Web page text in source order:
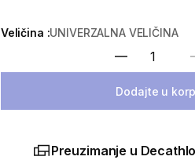
Veličina :UNIVERZALNA VELIČINA
Dodajte u
Preuzimanje u